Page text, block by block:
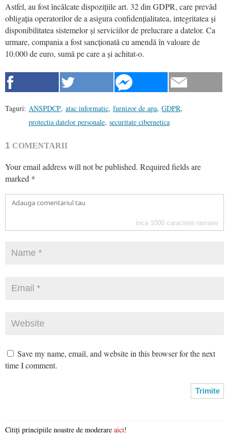
Astfel, au fost încălcate dispozițiile art. 32 din GDPR, care prevăd
obligația operatorilor de a asigura confidențialitatea, integritatea și
disponibilitatea sistemelor și serviciilor de prelucrare a datelor. Ca
urmare, compania a fost sancționată cu amendă în valoare de
10.000 de euro, sumă pe care a și achitat-o.
Taguri: ANSPDCP, atac informatic, furnizor de apa, GDPR,
protectia datelor personale, securitate cibernetica
1 COMENTARII
Your email address will not be published. Required fields are
marked *
inca 1000 caractere ramase
Save my name, email, and website in this browser for the next
time I comment.
Citiți principiile noastre de moderare aici!